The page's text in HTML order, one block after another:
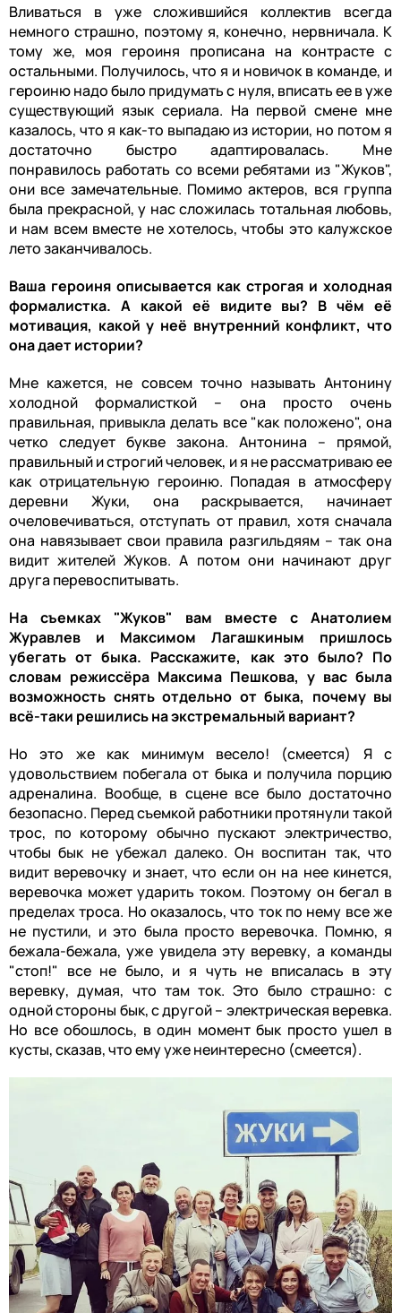
Вливаться в уже сложившийся коллектив всегда
немного страшно, поэтому я, конечно, нервничала. К
тому же, моя героиня прописана на контрасте с
остальными. Получилось, что я и новичок в команде, и
героиню надо было придумать с нуля, вписать ее в уже
существующий язык сериала. На первой смене мне
казалось, что я как-то выпадаю из истории, но потом я
достаточно быстро адаптировалась. Мне
понравилось работать со всеми ребятами из "Жуков",
они все замечательные. Помимо актеров, вся группа
была прекрасной, у нас сложилась тотальная любовь,
и нам всем вместе не хотелось, чтобы это калужское
лето заканчивалось.
Ваша героиня описывается как строгая и холодная
формалистка. А какой её видите вы? В чём её
мотивация, какой у неё внутренний конфликт, что
она дает истории?
Мне кажется, не совсем точно называть Антонину
холодной формалисткой – она просто очень
правильная, привыкла делать все "как положено", она
четко следует букве закона. Антонина – прямой,
правильный и строгий человек, и я не рассматриваю ее
как отрицательную героиню. Попадая в атмосферу
деревни Жуки, она раскрывается, начинает
очеловечиваться, отступать от правил, хотя сначала
она навязывает свои правила разгильдяям – так она
видит жителей Жуков. А потом они начинают друг
друга перевоспитывать.
На съемках "Жуков" вам вместе с Анатолием
Журавлев и Максимом Лагашкиным пришлось
убегать от быка. Расскажите, как это было? По
словам режиссёра Максима Пешкова, у вас была
возможность снять отдельно от быка, почему вы
всё-таки решились на экстремальный вариант?
Но это же как минимум весело! (смеется) Я с
удовольствием побегала от быка и получила порцию
адреналина. Вообще, в сцене все было достаточно
безопасно. Перед съемкой работники протянули такой
трос, по которому обычно пускают электричество,
чтобы бык не убежал далеко. Он воспитан так, что
видит веревочку и знает, что если он на нее кинется,
веревочка может ударить током. Поэтому он бегал в
пределах троса. Но оказалось, что ток по нему все же
не пустили, и это была просто веревочка. Помню, я
бежала-бежала, уже увидела эту веревку, а команды
"стоп!" все не было, и я чуть не вписалась в эту
веревку, думая, что там ток. Это было страшно: с
одной стороны бык, с другой – электрическая веревка.
Но все обошлось, в один момент бык просто ушел в
кусты, сказав, что ему уже неинтересно (смеется).